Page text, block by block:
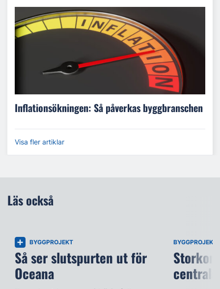
Inflationsökningen: Så påverkas byggbranschen
Visa fler artiklar
Läs också
BYGGPROJEKT
Så ser slutspurten ut för
Oceana
BYGGPROJEKT